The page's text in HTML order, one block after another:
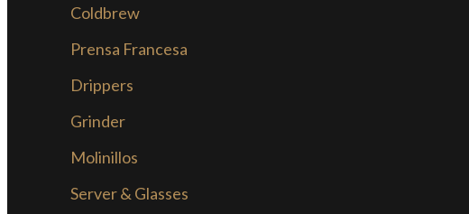
Coldbrew
Prensa Francesa
Drippers
Grinder
Molinillos
Server & Glasses